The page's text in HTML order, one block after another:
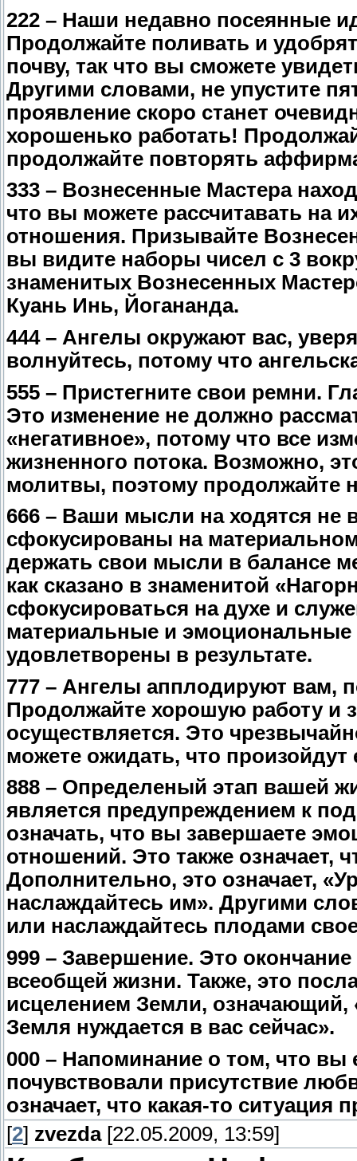
222 – Наши недавно посеянные
Продолжайте поливать и
почву, так что вы сможете
Другими словами, не упустите
проявление скоро станет
хорошенько работать!
продолжайте повторять
333 – Вознесенные Мастера
что вы можете рассчитавать на
отношения. Призывайте
вы видите наборы чисел с 3
знаменитых Вознесенных
Куань Инь, Йогананда.
444 – Ангелы окружают вас,
волнуйтесь, потому что
555 – Пристегните свои ремни.
Это изменение не должно
«негативное», потому что все
жизненного потока. Возможно,
молитвы, поэтому продолжайте
666 – Ваши мысли на ходятся не
сфокусированы на
держать свои мысли в балансе
как сказано в знаменитой
сфокусироваться на духе и
материальные и эмоциональные
удовлетворены в результате.
777 – Ангелы апплодируют вам,
Продолжайте хорошую работу и
осуществляется. Это
можете ожидать, что
888 – Определеный этап вашей
является предупреждением к
означать, что вы завершаете
отношений. Это также означает,
Дополнительно, это означает,
наслаждайтесь им». Другими
или наслаждайтесь плодами
999 – Завершение. Это
всеобщей жизни. Также, это
исцелением Земли, означающий,
Земля нуждается в вас сейчас».
000 – Напоминание о том, что
почувствовали присутствие
означает, что какая-то ситуация
[2] zvezda[22.05.2009, 13:59]